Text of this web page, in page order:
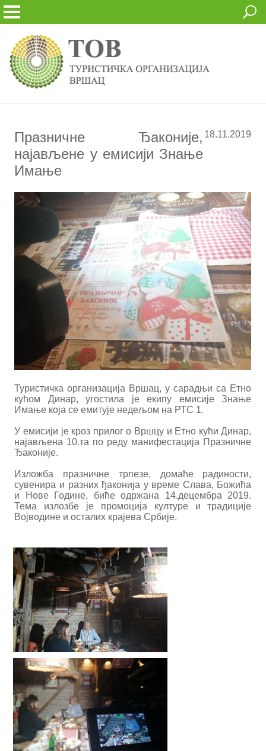
Празничне Ђаконије,
најављене у емисији Знање
Имање
18.11.2019
Туристичка организација Вршац, у сарадњи са Етно
кућом Динар, угостила је екипу емисије Знање
Имање која се емитује недељом на РТС 1.
У емисији је кроз прилог о Вршцу и Етно кући Динар,
најављена 10.та по реду манифестација Празничне
Ђаконије.
Изложба празничне трпезе, домаће радиности,
сувенира и разних ђаконија у време Слава, Божића
и Нове Године, биће одржана 14.децембра 2019.
Тема излозбе је промоција културе и традиције
Војводине и осталих крајева Србије.